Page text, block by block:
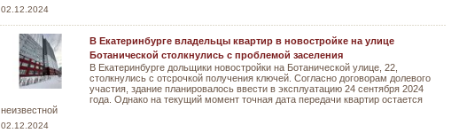
02.12.2024
В Екатеринбурге владельцы квартир в новостройке на улице
Ботанической столкнулись с проблемой заселения
В Екатеринбурге дольщики новостройки на Ботанической улице, 22,
столкнулись с отсрочкой получения ключей. Согласно договорам долевого
участия, здание планировалось ввести в эксплуатацию 24 сентября 2024
года. Однако на текущий момент точная дата передачи квартир остается
неизвестной
02.12.2024